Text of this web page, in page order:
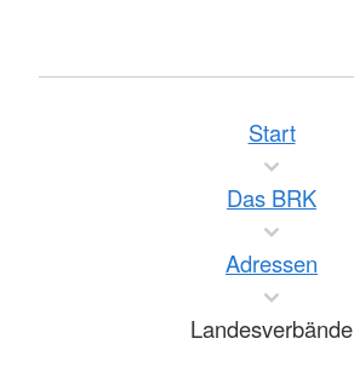
Start
Das BRK
Adressen
Landesverbände